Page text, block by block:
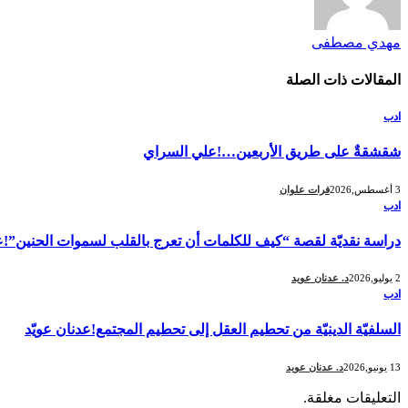
مهدي مصطفى
المقالات ذات الصلة
ادب
شقشقةٌ على طريق الأربعين…!علي السراي
3 أغسطس,2026 فرات علوان
ادب
دراسة نقديّة لقصة “كيف للكلمات أن تعرج بالقلب لسموات
2 يوليو,2026 د. عدنان عويد
ادب
السلفيّة الدينيّة من تحطيم العقل إلى تحطيم المجتمع!عدنان عويّد
13 يونيو,2026 د. عدنان عويد
التعليقات مغلقة.